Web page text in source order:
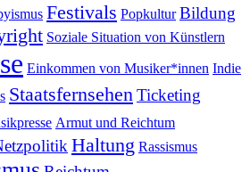
Festivals Popkultur Bildung
Soziale Situation von Künstlern
Einkommen von Musiker*innen Indie
StaatsfernsehenTicketing
Armut und Reichtum
Haltung Rassismus